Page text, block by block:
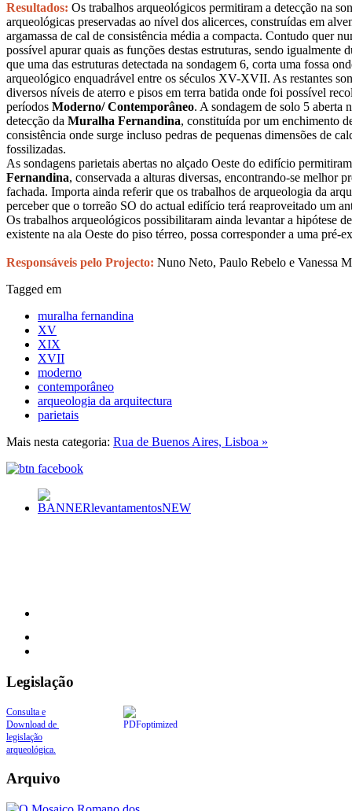
Resultados: Os trabalhos arqueológicos permitiram a detecção na
arqueológicas preservadas ao nível dos alicerces, construídas em
argamassa de cal de consistência média a compacta. Contudo quer
possível apurar quais as funções destas estruturas, sendo igualmente
que uma das estruturas detectada na sondagem 6, corta uma fossa
arqueológico enquadrável entre os séculos XV-XVII. As restantes
diversos níveis de aterro e pisos em terra batida onde foi possível
períodos Moderno/ Contemporâneo. A sondagem de solo 5
detecção da Muralha Fernandina, constituída por um enchimento
consistência onde surge incluso pedras de pequenas dimensões de
fossilizadas.
As sondagens parietais abertas no alçado Oeste do edifício
Fernandina, conservada a alturas diversas, encontrando-se melhor
fachada. Importa ainda referir que os trabalhos de arqueologia da
perceber que o torreão SO do actual edifício terá reaproveitado um
Os trabalhos arqueológicos possibilitaram ainda levantar a hipótese
existente na ala Oeste do piso térreo, possa corresponder a uma pré-
Responsáveis pelo Projecto: Nuno Neto, Paulo Rebelo e Vanessa
Tagged em
muralha fernandina
XV
XIX
XVII
moderno
contemporâneo
arqueologia da arquitectura
parietais
Mais nesta categoria: Rua de Buenos Aires, Lisboa »
Legislação
Consulta e
Download de
legislação
arqueológica.
Arquivo